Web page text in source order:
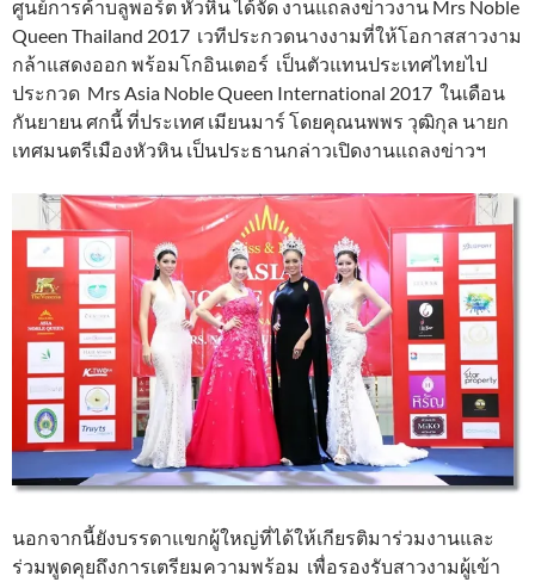
ศูนย์การค้าบลูพอร์ต หัวหิน ได้จัด งานแถลงข่าวงาน Mrs Noble
Queen Thailand 2017 เวทีประกวดนางงามที่ให้โอกาสสาวงาม
กล้าแสดงออก พร้อมโกอินเตอร์ เป็นตัวแทนประเทศไทยไป
ประกวด Mrs Asia Noble Queen International 2017 ในเดือน
กันยายน ศกนี้ ที่ประเทศ เมียนมาร์ โดยคุณนพพร วุฒิกุล นายก
เทศมนตรีเมืองหัวหิน เป็นประธานกล่าวเปิดงานแถลงข่าวฯ
นอกจากนี้ยังบรรดาแขกผู้ใหญ่ที่ได้ให้เกียรติมาร่วมงานและ
ร่วมพูดคุยถึงการเตรียมความพร้อม เพื่อรองรับสาวงามผู้เข้า